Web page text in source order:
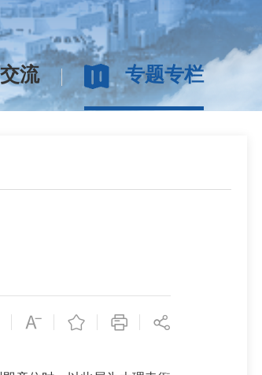
流 专题专栏